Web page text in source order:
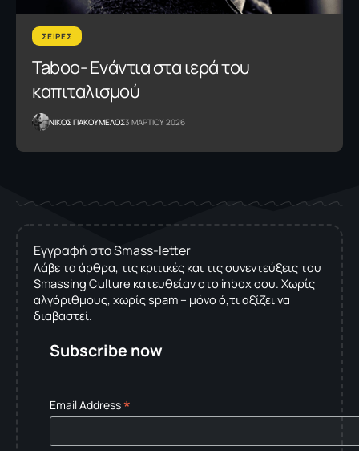
ΣΕΙΡΕΣ
Taboo- Ενάντια στα ιερά του
καπιταλισμού
NΙΚΟΣ ΓΙΑΚΟΥΜΕΛΟΣ3 ΜΑΡΤΙΟΥ 2026
Εγγραφή στο Smass-letter
Λάβε τα άρθρα, τις κριτικές και τις συνεντεύξεις του
Smassing Culture κατευθείαν στο inbox σου. Χωρίς
αλγόριθμους, χωρίς spam – μόνο ό,τι αξίζει να
διαβαστεί.
Subscribe now
Email Address*